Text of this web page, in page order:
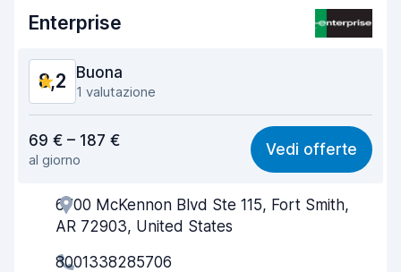
8,2
Enterprise
8,2 Buona
1 valutazione
8,1
Facile da trovare 8,2
Gentilezza degli agenti
69 € – 187 €
al giorno
Vedi offerte
6700 McKennon Blvd Ste 115, Fort Smith,
AR 72903, United States
8001338285706